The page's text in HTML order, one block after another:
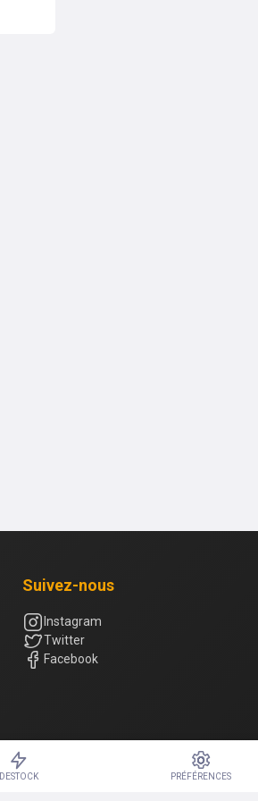
Suivez-nous
Instagram
Twitter
Facebook
DESTOCK PRÉFÉRENCES